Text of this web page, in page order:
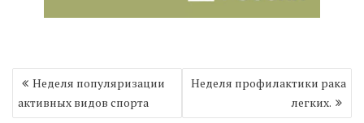
Навигация
по
записям
Неделя популяризации
активных видов спорта
Неделя профилактики рака
легких.